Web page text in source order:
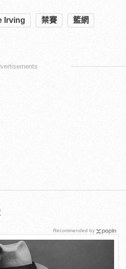
Irving 禁賽 籃網
Recommended by